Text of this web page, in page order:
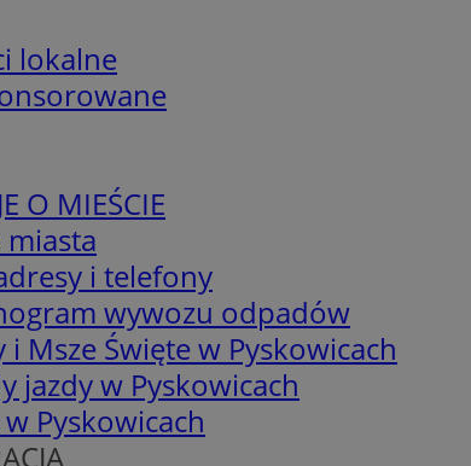
lokalne
O MIEŚCIE
i telefony
wywozu odpadów
i Msze Święte w Pyskowicach
jazdy w Pyskowicach
Pyskowicach